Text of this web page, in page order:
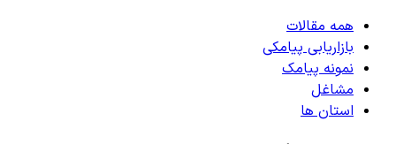
همه مقالات
بازاریابی پیامکی
نمونه پیامک
مشاغل
استان ها